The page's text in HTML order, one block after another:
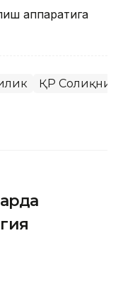
аппаратига
ҚР Соғлиқни